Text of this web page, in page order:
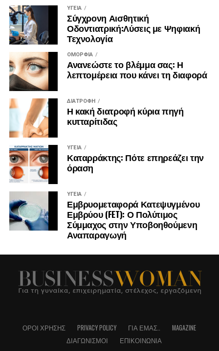
ΥΓΕΊΑ
Σύγχρονη Αισθητική
Οδοντιατρική:Λύσεις με Ψηφιακή
Τεχνολογία
ΟΜΟΡΦΙΆ
Ανανεώστε το βλέμμα σας: Η
λεπτομέρεια που κάνει τη διαφορά
ΔΙΑΤΡΟΦΉ
Η κακή διατροφή κύρια πηγή
κυτταρίτιδας
ΥΓΕΊΑ
Καταρράκτης: Πότε επηρεάζει την
όραση
ΥΓΕΊΑ
Εμβρυομεταφορά Κατεψυγμένου
Εμβρύου (FET): Ο Πολύτιμος
Σύμμαχος στην Υποβοηθούμενη
Αναπαραγωγή
ΌΡΟΙ ΧΡΉΣΗΣ PRIVACY POLICY ΓΙΑ ΕΜΆΣ..
MAGAZINE
ΔΙΑΓΩΝΙΣΜΟΊ
ΕΠΙΚΟΙΝΩΝΊΑ